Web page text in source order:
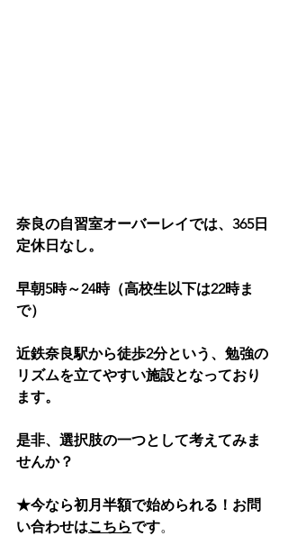
奈良の自習室オーバーレイでは、365日
定休日なし。
早朝5時～24時（高校生以下は22時ま
で）
近鉄奈良駅から徒歩2分という、勉強の
リズムを立てやすい施設となっており
ます。
是非、選択肢の一つとして考えてみま
せんか？
★今なら初月半額で始められる！お問
い合わせはこちらです。